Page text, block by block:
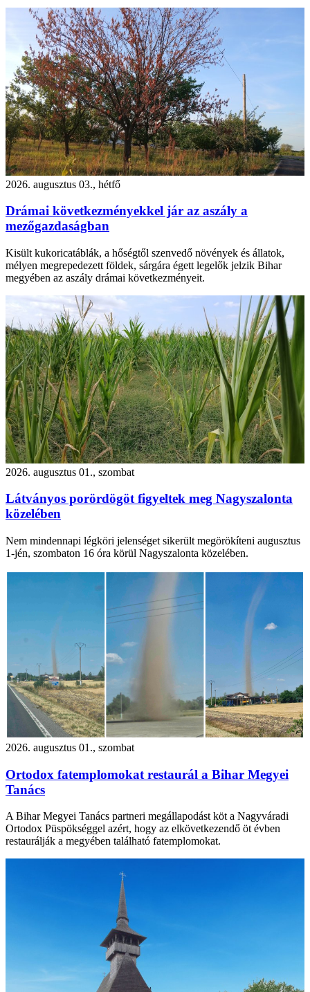
2026. augusztus 03., hétfő
Drámai következményekkel jár az aszály a
mezőgazdaságban
Kisült kukoricatáblák, a hőségtől szenvedő növények és állatok,
mélyen megrepedezett földek, sárgára égett legelők jelzik Bihar
megyében az aszály drámai következményeit.
2026. augusztus 01., szombat
Látványos porördögöt figyeltek meg Nagyszalonta
közelében
Nem mindennapi légköri jelenséget sikerült megörökíteni augusztus
1-jén, szombaton 16 óra körül Nagyszalonta közelében.
2026. augusztus 01., szombat
Ortodox fatemplomokat restaurál a Bihar Megyei
Tanács
A Bihar Megyei Tanács partneri megállapodást köt a Nagyváradi
Ortodox Püspökséggel azért, hogy az elkövetkezendő öt évben
restaurálják a megyében található fatemplomokat.